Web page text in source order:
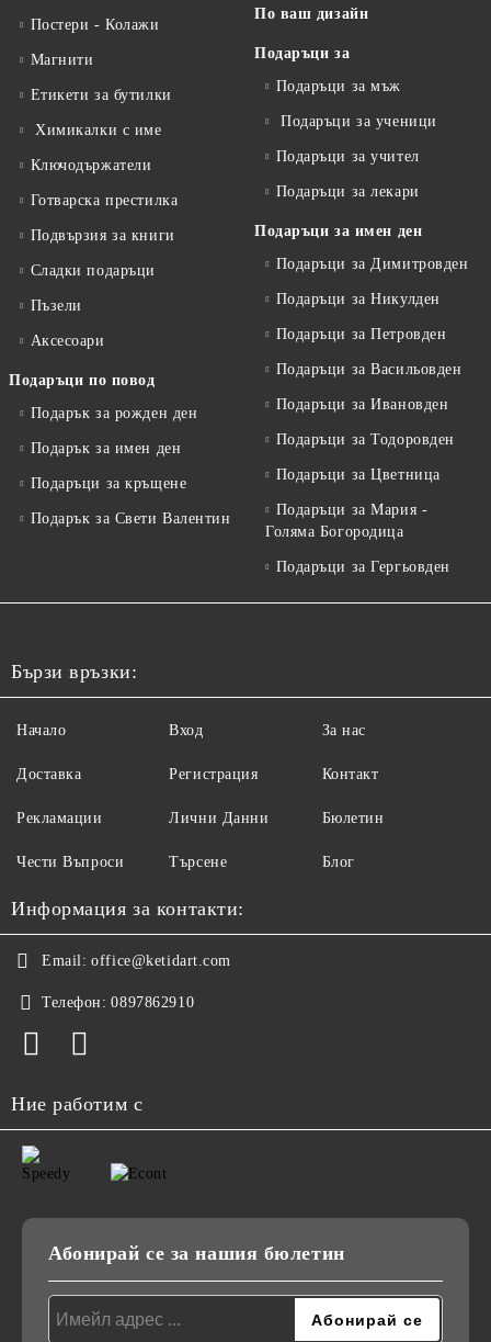
Постери - Колажи
Магнити
Етикети за бутилки
Химикалки с име
Ключодържатели
Готварска престилка
Подвързия за книги
Сладки подаръци
Пъзели
Аксесоари
Подаръци по повод
Подарък за рожден ден
Подарък за имен ден
Подаръци за кръщене
Подарък за Свети Валентин
По ваш дизайн
Подаръци за
Подаръци за мъж
Подаръци за ученици
Подаръци за учител
Подаръци за лекари
Подаръци за имен ден
Подаръци за Димитровден
Подаръци за Никулден
Подаръци за Петровден
Подаръци за Васильовден
Подаръци за Ивановден
Подаръци за Тодоровден
Подаръци за Цветница
Подаръци за Мария -
Голяма Богородица
Подаръци за Гергьовден
Бързи връзки:
Начало
Доставка
Рекламации
Чести Въпроси
Вход
Регистрация
Лични Данни
Търсене
За нас
Контакт
Бюлетин
Блог
Информация за контакти:
Email: office@ketidart.com
Телефон: 0897862910
Ние работим с
Абонирай се за нашия бюлетин